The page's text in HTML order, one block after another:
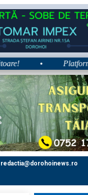
• Platforma e-
redactia@dorohoinews.ro